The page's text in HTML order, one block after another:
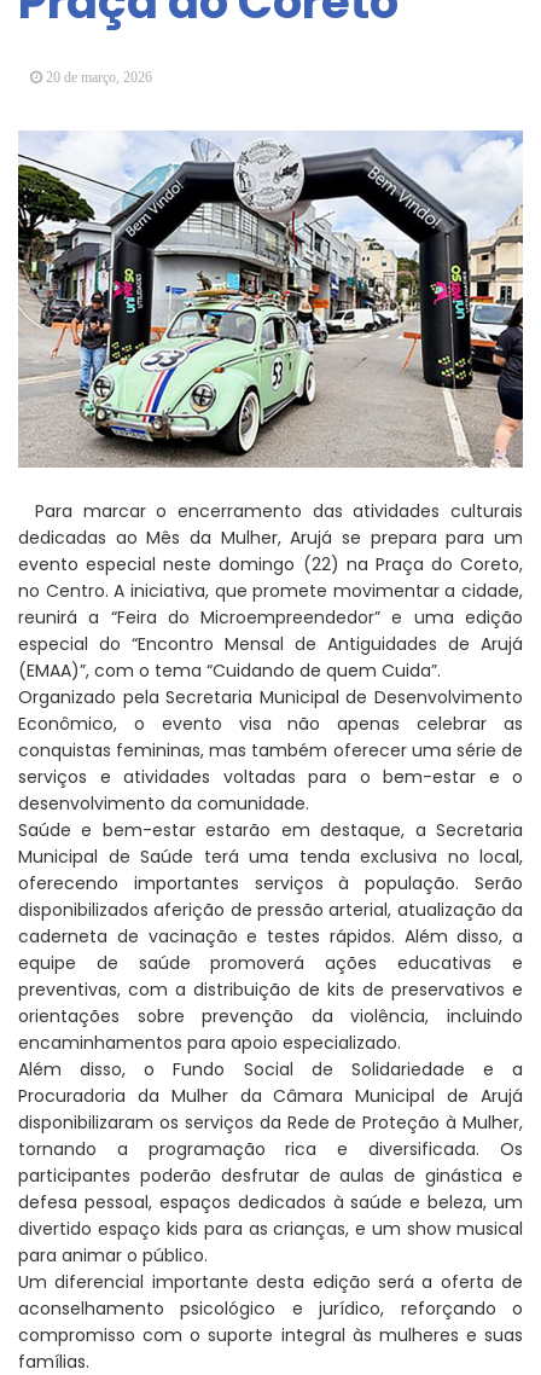
Arujá promove 2º encontro da Jornada de
dos Ipês
20 de março, 2026
Para marcar o encerramento das atividades culturais
dedicadas ao Mês da Mulher, Arujá se prepara para um
evento especial neste domingo (22) na Praça do Coreto,
no Centro. A iniciativa, que promete movimentar a cidade,
reunirá a “Feira do Microempreendedor” e uma edição
especial do “Encontro Mensal de Antiguidades de Arujá
(EMAA)”, com o tema “Cuidando de quem Cuida”.
Organizado pela Secretaria Municipal de Desenvolvimento
Econômico, o evento visa não apenas celebrar as
conquistas femininas, mas também oferecer uma série de
serviços e atividades voltadas para o bem-estar e o
desenvolvimento da comunidade.
Saúde e bem-estar estarão em destaque, a Secretaria
Municipal de Saúde terá uma tenda exclusiva no local,
oferecendo importantes serviços à população. Serão
disponibilizados aferição de pressão arterial, atualização da
caderneta de vacinação e testes rápidos. Além disso, a
equipe de saúde promoverá ações educativas e
preventivas, com a distribuição de kits de preservativos e
orientações sobre prevenção da violência, incluindo
encaminhamentos para apoio especializado.
Além disso, o Fundo Social de Solidariedade e a
Procuradoria da Mulher da Câmara Municipal de Arujá
disponibilizaram os serviços da Rede de Proteção à Mulher,
tornando a programação rica e diversificada. Os
participantes poderão desfrutar de aulas de ginástica e
defesa pessoal, espaços dedicados à saúde e beleza, um
divertido espaço kids para as crianças, e um show musical
para animar o público.
Um diferencial importante desta edição será a oferta de
aconselhamento psicológico e jurídico, reforçando o
compromisso com o suporte integral às mulheres e suas
famílias.